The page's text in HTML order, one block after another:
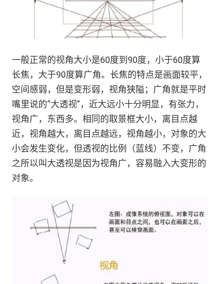
一般正常的视角大小是60度到90度，小于60度算
长焦，大于90度算广角。长焦的特点是画面较平，
空间感弱，但是变形弱，视角狭隘；广角就是平时
嘴里说的“大透视”，近大远小十分明显，有张力，
视角广，东西多。相同的取景框大小，离目点越
近，视角越大，离目点越远，视角越小，对象的大
小会发生变化，但透视的比例（蓝线）不变，广角
之所以叫大透视是因为视角广，容易融入大变形的
对象。